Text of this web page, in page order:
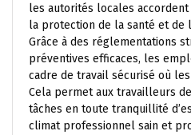
les autorités locales
la protection de la santé et de
Grâce à des réglementations
préventives efficaces, les
cadre de travail sécurisé où
Cela permet aux travailleurs
tâches en toute tranquillité
climat professionnel sain et